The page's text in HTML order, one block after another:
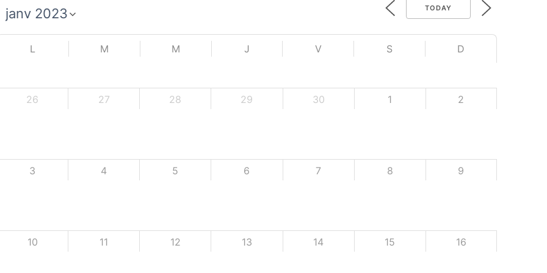
TODAY
L M M J V S D
26 27 28 29 30 1 2
3 4 5 6 7 8 9
10 11 12 13 14 15 16